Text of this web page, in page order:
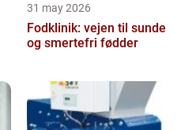
31 may 2026
Fodklinik: vejen til sunde
og smertefri fødder